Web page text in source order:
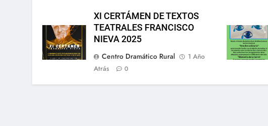
XI CERTÁMEN DE TEXTOS
TEATRALES FRANCISCO
NIEVA 2025
Centro Dramático Rural
1 Año
Atrás
0